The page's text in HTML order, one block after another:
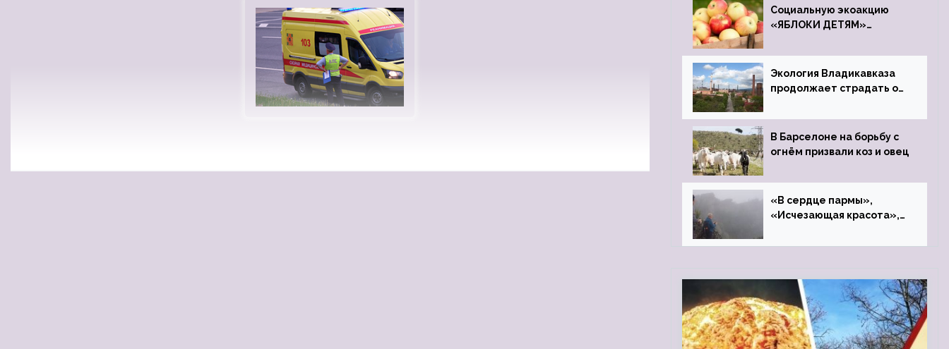
Социальную экоакцию
«ЯБЛОКИ ДЕТЯМ»
Экология Владикавказа
продолжает страдать от
завода
В Барселоне на борьбу с
огнём призвали коз и овец
«В сердце пармы»,
«Исчезающая красота»,